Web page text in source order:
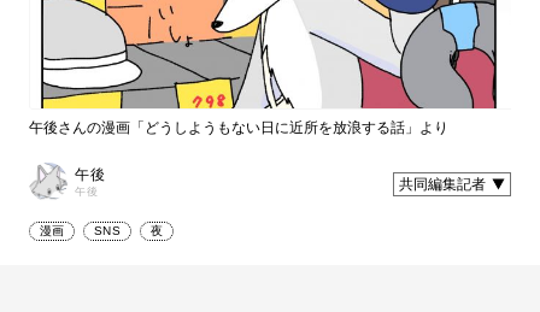
午後さんの漫画「どうしようもない日に近所を放浪する話」より
午後
午後 共同編集記者
漫画 SNS 夜